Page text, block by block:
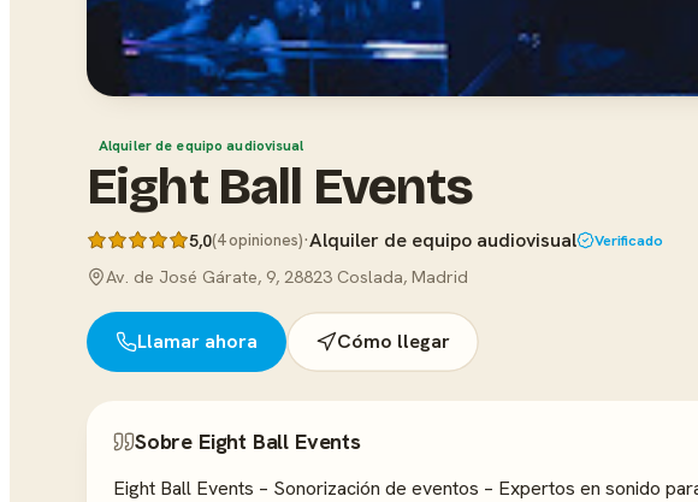
Alquiler de equipo audiovisual
Eight Ball Events
5,0(4 opiniones)·Alquiler de equipo audiovisual Verificado
Av. de José Gárate, 9, 28823 Coslada, Madrid
Llamar ahora Cómo llegar
Sobre Eight Ball Events
Eight Ball Events – Sonorización de eventos – Expertos en sonido